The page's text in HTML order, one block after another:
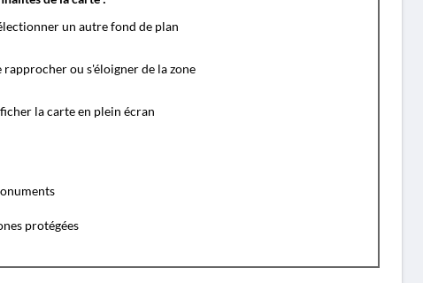
un autre fond de plan
rapprocher ou s'éloigner de la zone
la carte en plein écran
protégées